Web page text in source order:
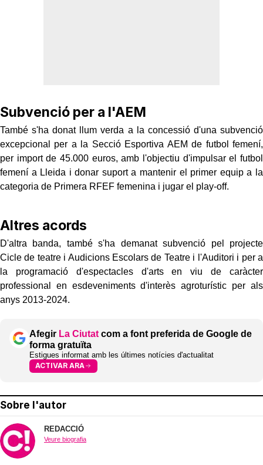
Subvenció per a l'AEM
També s'ha donat llum verda a la concessió d'una subvenció
excepcional per a la Secció Esportiva AEM de futbol femení,
per import de 45.000 euros, amb l'objectiu d'impulsar el futbol
femení a Lleida i donar suport a mantenir el primer equip a la
categoria de Primera RFEF femenina i jugar el play-off.
Altres acords
D'altra banda, també s'ha demanat subvenció pel projecte
Cicle de teatre i Audicions Escolars de Teatre i l'Auditori i per a
la programació d'espectacles d'arts en viu de caràcter
professional en esdeveniments d'interès agroturístic per als
anys 2013-2024.
Afegir La Ciutat com a font preferida de Google de
forma gratuïta
Estigues informat amb les últimes notícies d'actualitat
ACTIVAR ARA
Sobre l'autor
REDACCIÓ
Veure biografia